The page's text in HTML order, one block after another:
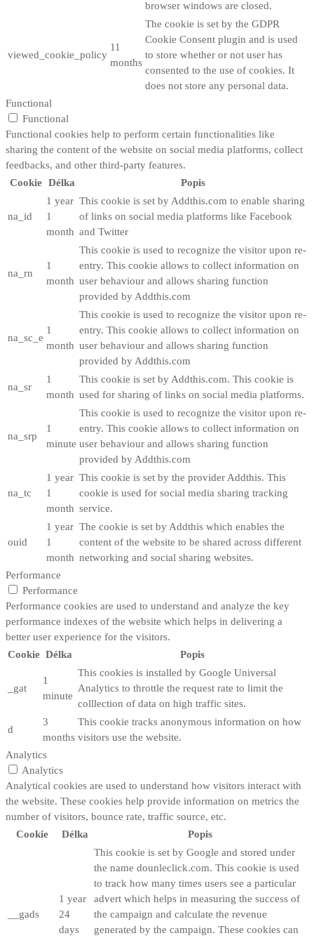
browser windows are closed.
viewed_cookie_policy
11
months
The cookie is set by the GDPR
Cookie Consent plugin and is used
to store whether or not user has
consented to the use of cookies. It
does not store any personal data.
Functional
Functional
Functional cookies help to perform certain functionalities like
sharing the content of the website on social media platforms, collect
feedbacks, and other third-party features.
Cookie Délka Popis
na_id
1 year
1
month
This cookie is set by Addthis.com to enable sharing
of links on social media platforms like Facebook
and Twitter
na_rn
1
month
This cookie is used to recognize the visitor upon re-
entry. This cookie allows to collect information on
user behaviour and allows sharing function
provided by Addthis.com
na_sc_e
1
month
This cookie is used to recognize the visitor upon re-
entry. This cookie allows to collect information on
user behaviour and allows sharing function
provided by Addthis.com
na_sr
1
month
This cookie is set by Addthis.com. This cookie is
used for sharing of links on social media platforms.
na_srp
1
minute
This cookie is used to recognize the visitor upon re-
entry. This cookie allows to collect information on
user behaviour and allows sharing function
provided by Addthis.com
na_tc
1 year
1
month
This cookie is set by the provider Addthis. This
cookie is used for social media sharing tracking
service.
ouid
1 year
1
month
The cookie is set by Addthis which enables the
content of the website to be shared across different
networking and social sharing websites.
Performance
Performance
Performance cookies are used to understand and analyze the key
performance indexes of the website which helps in delivering a
better user experience for the visitors.
Cookie Délka Popis
_gat
1
minute
This cookies is installed by Google Universal
Analytics to throttle the request rate to limit the
colllection of data on high traffic sites.
d
3
months
This cookie tracks anonymous information on how
visitors use the website.
Analytics
Analytics
Analytical cookies are used to understand how visitors interact with
the website. These cookies help provide information on metrics the
number of visitors, bounce rate, traffic source, etc.
Cookie
Délka Popis
__gads
1 year
24
days
This cookie is set by Google and stored under
the name dounleclick.com. This cookie is used
to track how many times users see a particular
advert which helps in measuring the success of
the campaign and calculate the revenue
generated by the campaign. These cookies can